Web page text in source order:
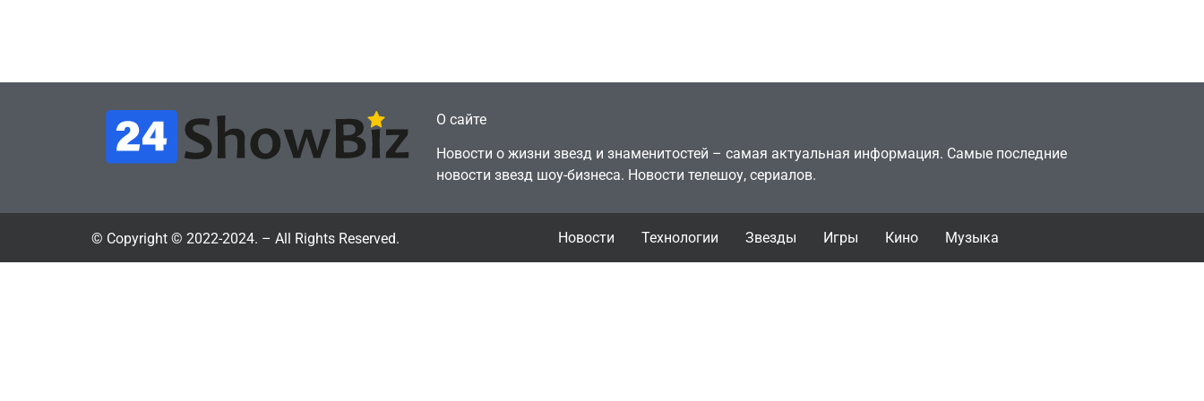
О сайте
Новости о жизни звезд и знаменитостей – самая актуальная информация. Самые последние
новости звезд шоу-бизнеса. Новости телешоу, сериалов.
© Copyright © 2022-2024. – All Rights Reserved. Новости Технологии Звезды Игры Кино Музыка